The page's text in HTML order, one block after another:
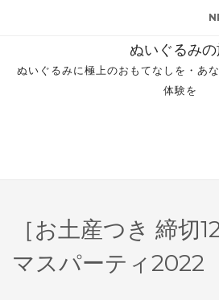
ぬいぐるみ
ぬいぐるみに極上のおもてなしを・あ
体験を
［お土産つき 締切
マスパーティ2022